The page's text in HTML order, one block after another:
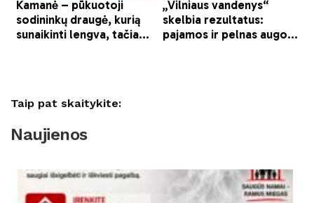
Taip pat skaitykite:
Naujienos